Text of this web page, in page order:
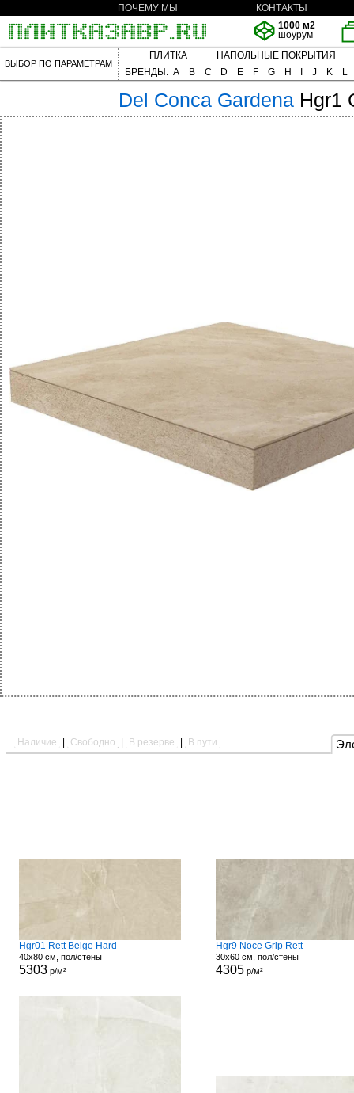
ПОЧЕМУ МЫ
КОНТАКТЫ
1000 м2
шоурум
ВЫБОР ПО ПАРАМЕТРАМ
ПЛИТКА
НАПОЛЬНЫЕ ПОКРЫТИЯ
БРЕНДЫ: A B C D E F G H J K L
Del Conca Gardena Hgr1
Наличие Свободно В резерве В пути
Hgr01 Rett Beige Hard
40x80 см, пол/стены
5303р/м²
Hgr9 Noce Grip Rett
30x60 см, пол/стены
4305р/м²